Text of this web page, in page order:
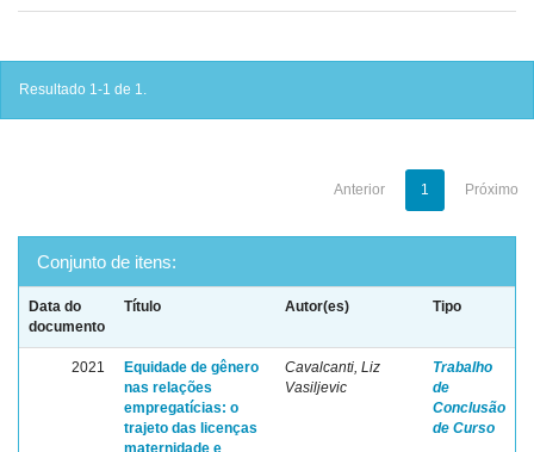
Resultado 1-1 de 1.
Anterior 1 Próximo
Conjunto de itens:
Data do
documento
Título Autor(es) Tipo
2021
Equidade de gênero
nas relações
empregatícias: o
trajeto das licenças
maternidade e
Cavalcanti, Liz
Vasiljevic
Trabalho
de
Conclusão
de Curso